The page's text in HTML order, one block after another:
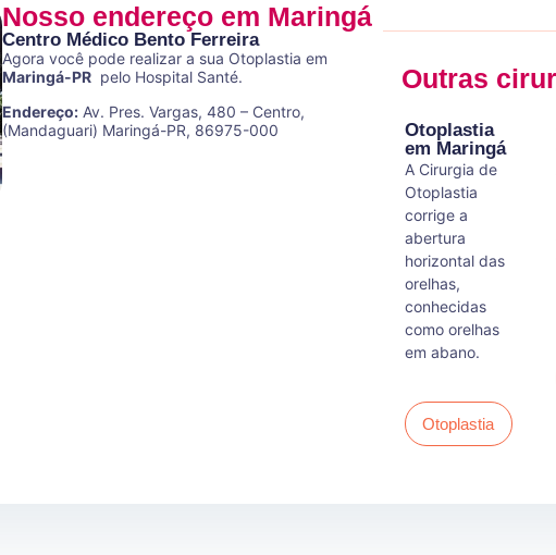
Nosso endereço em Maringá
Centro Médico Bento Ferreira
Agora você pode realizar a sua Otoplastia em
Maringá-PRpelo Hospital Santé.
Endereço:Av. Pres. Vargas, 480 – Centro,
(Mandaguari) Maringá-PR, 86975-000
Outras
Otoplastia
em Maringá
A Cirurgia de
Otoplastia
corrige a
abertura
horizontal das
orelhas,
conhecidas
como orelhas
em abano.
Otoplastia